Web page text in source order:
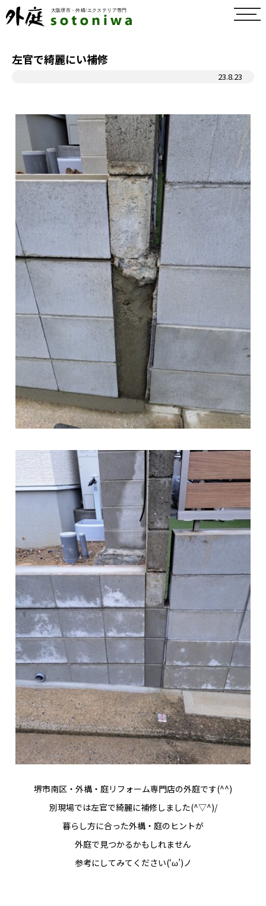
toggle
左官で綺麗にい補修
23.8.23
堺市南区・外構・庭リフォーム専門店の外庭です(^^)
別現場では左官で綺麗に補修しました(^▽^)/
暮らし方に合った外構・庭のヒントが
外庭で見つかるかもしれません
参考にしてみてください(‘ω’)ノ